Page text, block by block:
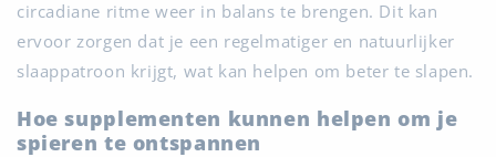
circadiane ritme weer in balans te brengen. Dit kan
ervoor zorgen dat je een regelmatiger en natuurlijker
slaappatroon krijgt, wat kan helpen om beter te slapen.
Hoe supplementen kunnen helpen om je
spieren te ontspannen